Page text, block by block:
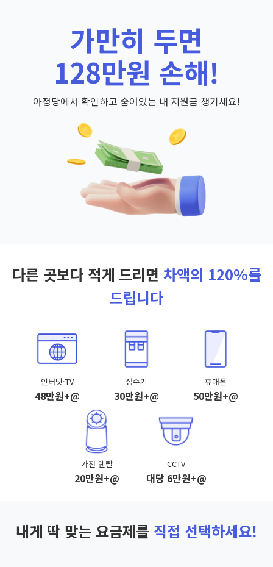
가만히 두면
128만원 손해!
아정당에서 확인하고 숨어있는 내 지원금 챙기세요!
다른 곳보다 적게 드리면 차액의 120%를
드립니다
인터넷·TV
48만원+@
정수기
30만원+@
휴대폰
50만원+@
가전 렌탈
20만원+@
CCTV
대당 6만원+@
내게 딱 맞는 요금제를 직접 선택하세요!